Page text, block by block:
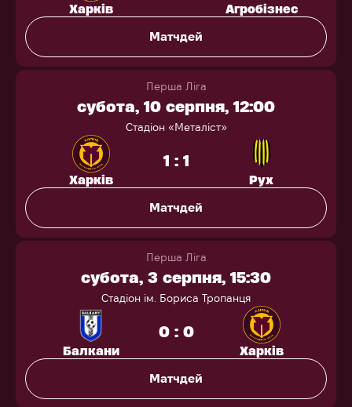
Харків Агробізнес
Матчдей
Перша Ліга
субота, 10 серпня, 12:00
Стадіон «Металіст»
Харків
1 : 1
Рух
Матчдей
Перша Ліга
субота, 3 серпня, 15:30
Стадіон ім. Бориса Тропанця
Балкани
0 : 0
Харків
Матчдей